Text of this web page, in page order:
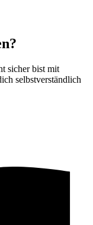
sicher bist mit
selbstverständlich